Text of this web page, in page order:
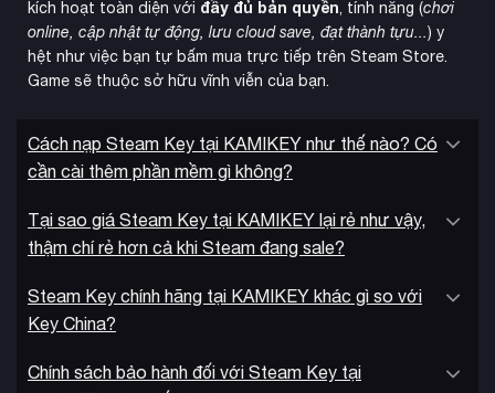
Tính năngCustom Battlecho phép tạo ra những trận chiến
theo ý tưởng riêng và chia sẻ với cộng đồng. Môi trường
chiến đấu phản ứng thực tế với mọi hành động, từ biến đổi
cân bằng, nhân vật mạnh hơn sẽ tiêu tốn nhiều điểm cost
hơn, đảm bảo tính công bằng trong mọi trận đấu. Game hỗ
trợ cả chế độ online competitive và local multiplayer để thử
thách bạn bè.
kích hoạt toàn diện với đầy đủ bản quyền, tính năng (chơi
online, cập nhật tự động, lưu cloud save, đạt thành tựu...) y
hệt như việc bạn tự bấm mua trực tiếp trên Steam Store.
Game sẽ thuộc sở hữu vĩnh viễn của bạn.
Cách nạp Steam Key tại KAMIKEY như thế nào? Có
cần cài thêm phần mềm gì không?
Tại sao giá Steam Key tại KAMIKEY lại rẻ như vậy,
thậm chí rẻ hơn cả khi Steam đang sale?
Steam Key chính hãng tại KAMIKEY khác gì so với
Key China?
Chính sách bảo hành đối với Steam Key tại